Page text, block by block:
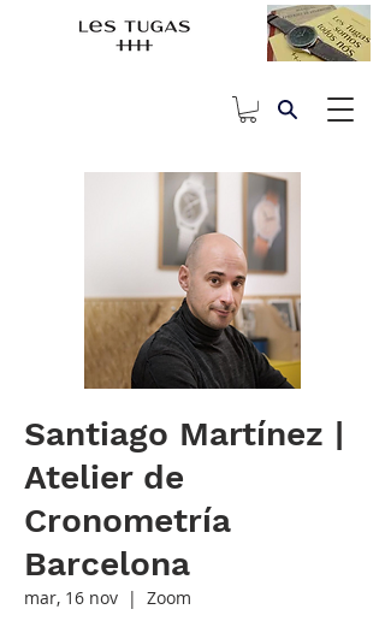
Santiago Martínez |
Atelier de
Cronometría
Barcelona
mar, 16 nov
  |
Zoom